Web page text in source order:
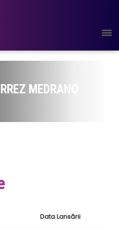
MEDRANO
Data Lansării